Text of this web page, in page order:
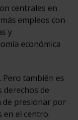
centrales en
empleos con
y
económica
Pero también es
derechos de
de presionar por
en el centro.